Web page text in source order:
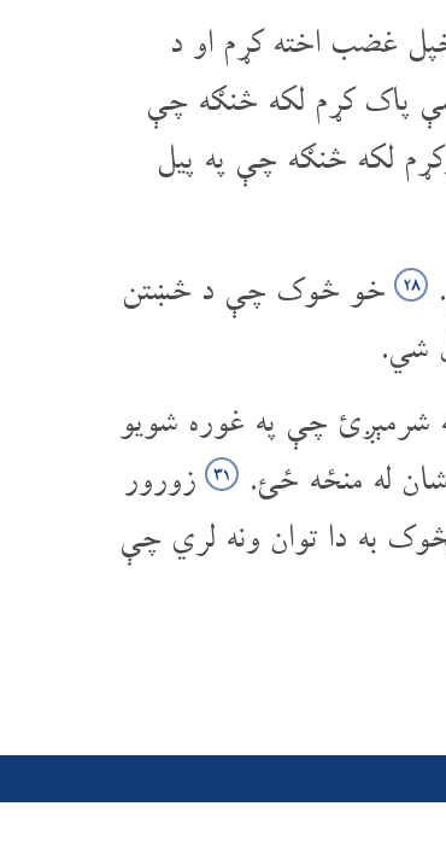
غضب اخته کړم او د
پاک کړم لکه څنګه چې
لکه څنګه چې په پیل
۲۸
خو څوک چې د څښتن
شي.
شرمېږئ چې په غوره شویو
شان له منځه ځئ. ۳۱
زورور
به دا توان ونه لري چې
Afghan